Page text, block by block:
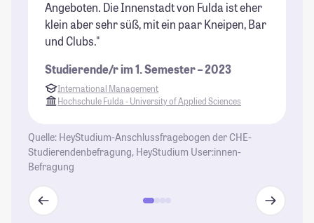
Angeboten. Die Innenstadt von Fulda ist eher
klein aber sehr süß, mit ein paar Kneipen, Bar
und Clubs."
Studierende/r im 1. Semester – 2023
International Management
Hochschule Fulda - University of Applied Sciences
Quelle: HeyStudium-Anschlussfragebogen der CHE-
Studierendenbefragung, HeyStudium User:innen-
Befragung